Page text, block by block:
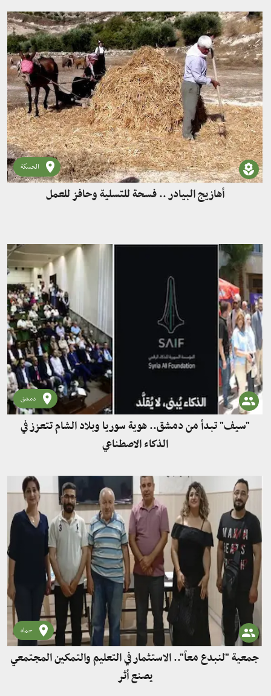
الحسكة
أهازيج البيادر .. فسحة للتسلية وحافز للعمل
دمشق
"سيف" تبدأ من دمشق.. هوية سوريا وبلاد الشام تتعزز في
الذكاء الاصطناعي
حماه
جمعية "لنبدع معاً".. الاستثمار في التعليم والتمكين المجتمعي
يصنع أثر